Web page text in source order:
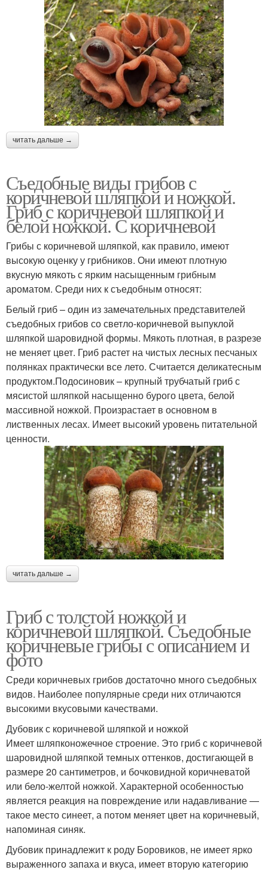
читать дальше →
Съедобные виды грибов с
коричневой шляпкой и ножкой.
Гриб с коричневой шляпкой и
белой ножкой. С коричневой
Грибы с коричневой шляпкой, как правило, имеют
высокую оценку у грибников. Они имеют плотную
вкусную мякоть с ярким насыщенным грибным
ароматом. Среди них к съедобным относят:
Белый гриб – один из замечательных представителей
съедобных грибов со светло-коричневой выпуклой
шляпкой шаровидной формы. Мякоть плотная, в разрезе
не меняет цвет. Гриб растет на чистых лесных песчаных
полянках практически все лето. Считается деликатесным
продуктом.Подосиновик – крупный трубчатый гриб с
мясистой шляпкой насыщенно бурого цвета, белой
массивной ножкой. Произрастает в основном в
лиственных лесах. Имеет высокий уровень питательной
ценности.
читать дальше →
Гриб с толстой ножкой и
коричневой шляпкой. Съедобные
коричневые грибы с описанием и
фото
Среди коричневых грибов достаточно много съедобных
видов. Наиболее популярные среди них отличаются
высокими вкусовыми качествами.
Дубовик с коричневой шляпкой и ножкой
Имеет шляпконожечное строение. Это гриб с коричневой
шаровидной шляпкой темных оттенков, достигающей в
размере 20 сантиметров, и бочковидной коричневатой
или бело-желтой ножкой. Характерной особенностью
является реакция на повреждение или надавливание —
такое место синеет, а потом меняет цвет на коричневый,
напоминая синяк.
Дубовик принадлежит к роду Боровиков, не имеет ярко
выраженного запаха и вкуса, имеет вторую категорию